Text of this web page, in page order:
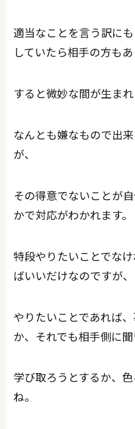
適当なことを言う訳に
していたら相手の方も
すると微妙な間が生まれ
なんとも嫌なもので出
が、
その得意でないことが
かで対応がわかれます。
特段やりたいことでな
ばいいだけなのですが、
やりたいことであれば
か、それでも相手側に
学び取ろうとするか、
ね。